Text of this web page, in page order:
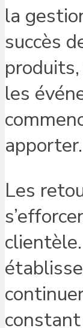
la
succès
les
apporter.
Les